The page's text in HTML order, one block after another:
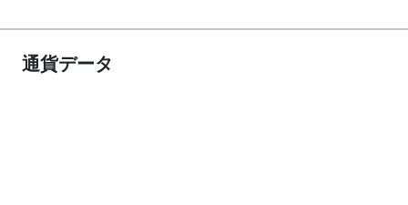
通貨データ